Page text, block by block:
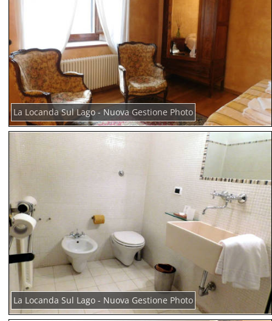
La Locanda Sul Lago - Nuova Gestione Photo
La Locanda Sul Lago - Nuova Gestione Photo